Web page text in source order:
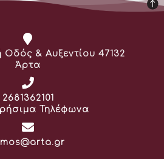
Οδός & Αυξεντίου 47132
Άρτα
Τηλέφωνο:
2681362101
Τηλέφωνα